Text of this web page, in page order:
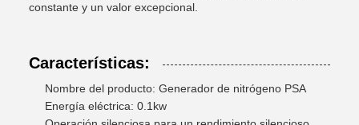
constante y un valor excepcional.
Características:
Nombre del producto: Generador de nitrógeno PSA
Energía eléctrica: 0.1kw